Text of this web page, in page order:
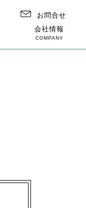
お問合せ
会社情報
COMPANY